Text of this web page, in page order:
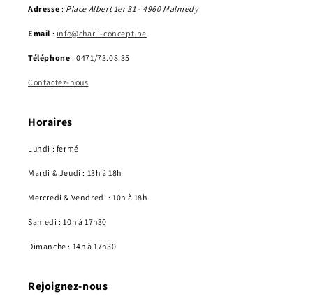
Adresse : Place Albert 1er 31 - 4960 Malmedy
Email : info@charli-concept.be
Téléphone : 0471/73.08.35
Contactez-nous
Horaires
Lundi : fermé
Mardi & Jeudi : 13h à 18h
Mercredi & Vendredi : 10h à 18h
Samedi : 10h à 17h30
Dimanche : 14h à 17h30
Rejoignez-nous